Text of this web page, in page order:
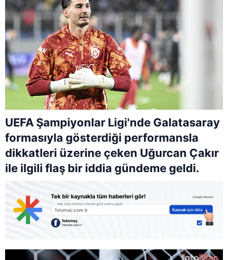
UEFA Şampiyonlar Ligi'nde Galatasaray
formasıyla gösterdiği performansla
dikkatleri üzerine çeken Uğurcan Çakır
ile ilgili flaş bir iddia gündeme geldi.